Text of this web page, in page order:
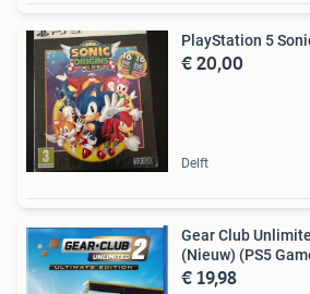
PlayStation 5
€ 20,00
Delft
Gear Club
(Nieuw) (PS5
€ 19,98